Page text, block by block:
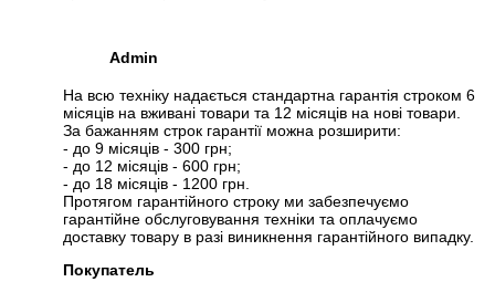
Admin
На всю техніку надається стандартна гарантія строком 6
місяців на вживані товари та 12 місяців на нові товари.
За бажанням строк гарантії можна розширити:
- до 9 місяців - 300 грн;
- до 12 місяців - 600 грн;
- до 18 місяців - 1200 грн.
Протягом гарантійного строку ми забезпечуємо
гарантійне обслуговування техніки та оплачуємо
доставку товару в разі виникнення гарантійного випадку.
Покупатель